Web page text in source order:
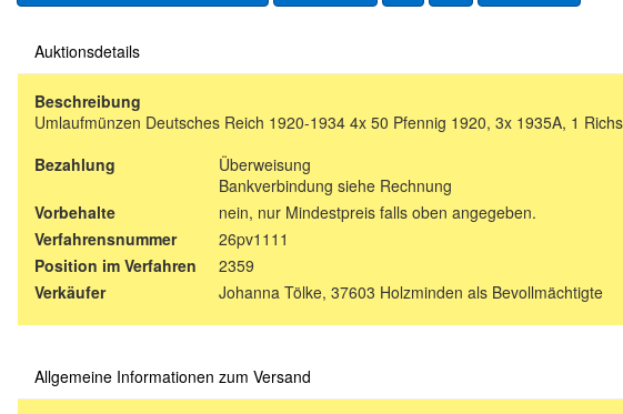
Auktionsdetails
Beschreibung
Umlaufmünzen Deutsches Reich 1920-1934 4x 50 Pfennig 1920, 3x 1935A, 1
Bezahlung
Überweisung
Bankverbindung siehe Rechnung
Vorbehalte
nein, nur Mindestpreis falls oben angegeben.
Verfahrensnummer
26pv1111
Position im Verfahren
2359
Verkäufer
Johanna Tölke, 37603 Holzminden als Bevollmächtigte
Allgemeine Informationen zum Versand